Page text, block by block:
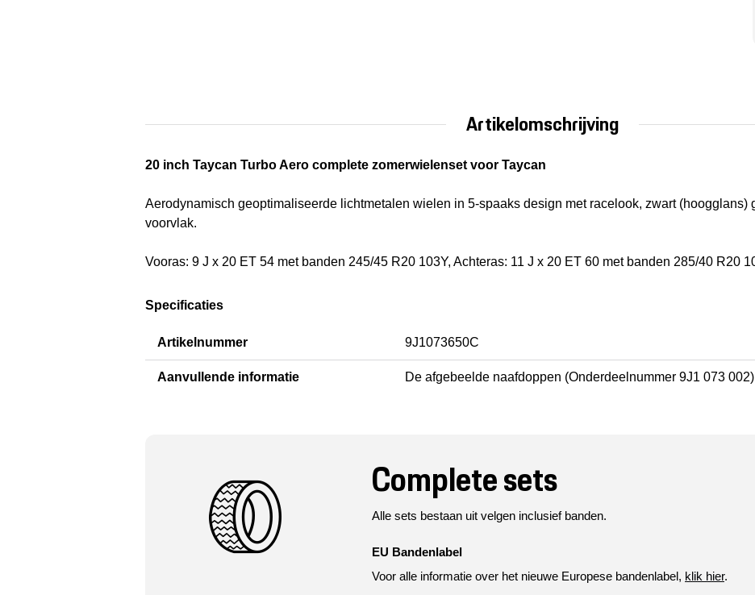
Artikelomschrijving
20 inch Taycan Turbo Aero complete zomerwielenset voor Taycan
Aerodynamisch geoptimaliseerde lichtmetalen wielen in 5-spaaks design met racelook, zwart (hoogglans)
voorvlak.
Vooras: 9 J x 20 ET 54 met banden 245/45 R20 103Y, Achteras: 11 J x 20 ET 60 met banden 285/40 R20
Specificaties
Artikelnummer 9J1073650C
Aanvullende informatie De afgebeelde naafdoppen (Onderdeelnummer 9J1 073
Complete sets
Alle sets bestaan uit velgen inclusief banden.
EU Bandenlabel
Voor alle informatie over het nieuwe Europese bandenlabel, klik hier.